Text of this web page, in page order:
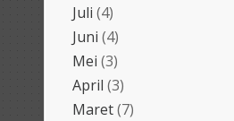
Juli (4)
Juni (4)
Mei (3)
April (3)
Maret(7)